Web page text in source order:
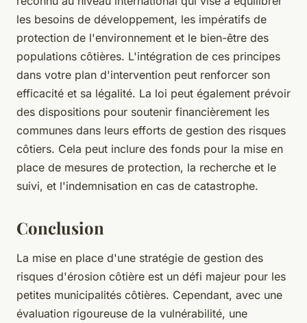
les besoins de développement, les impératifs de
protection de l'environnement et le bien-être des
populations côtières. L'intégration de ces principes
dans votre plan d'intervention peut renforcer son
efficacité et sa légalité. La loi peut également prévoir
des dispositions pour soutenir financièrement les
communes dans leurs efforts de gestion des risques
côtiers. Cela peut inclure des fonds pour la mise en
place de mesures de protection, la recherche et le
suivi, et l'indemnisation en cas de catastrophe.
Conclusion
La mise en place d'une stratégie de gestion des
risques d'érosion côtière est un défi majeur pour les
petites municipalités côtières. Cependant, avec une
évaluation rigoureuse de la vulnérabilité, une